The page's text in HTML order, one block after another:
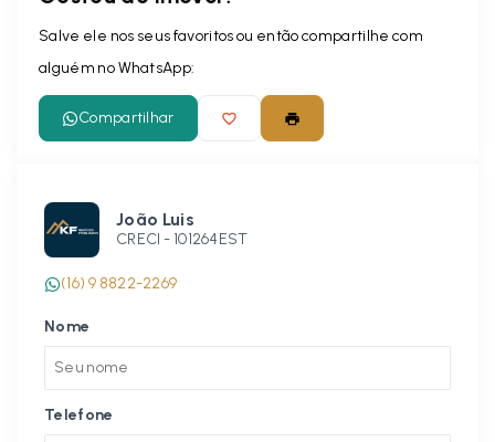
Salve ele nos seus favoritos ou então compartilhe com
alguém no WhatsApp:
Compartilhar
João Luis
CRECI - 101264EST
(16) 9 8822-2269
Nome
Telefone